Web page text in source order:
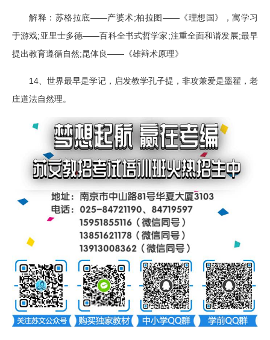
解释：苏格拉底——产婆术;柏拉图 ——《理想国》，寓学习
于游戏; 亚里士多德——百科全书式哲学家 ;注重全面和谐发展;最早
提出教育遵循自然;昆体良—— 《雄辩术原理》
14、世界最早是学记，启发教学孔子提，非攻兼爱是墨翟，老
庄道法自然理。